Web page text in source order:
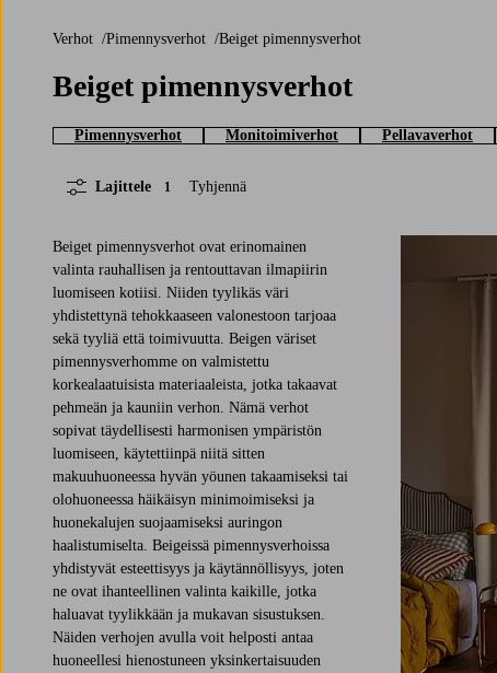
Verhot Pimennysverhot Beiget pimennysverhot
Beiget pimennysverhot
Pimennysverhot Monitoimiverhot Pellavaverhot
Lajittele 1 Tyhjennä
Beiget pimennysverhot ovat erinomainen
valinta rauhallisen ja rentouttavan ilmapiirin
luomiseen kotiisi. Niiden tyylikäs väri
yhdistettynä tehokkaaseen valonestoon tarjoaa
sekä tyyliä että toimivuutta. Beigen väriset
pimennysverhomme on valmistettu
korkealaatuisista materiaaleista, jotka takaavat
pehmeän ja kauniin verhon. Nämä verhot
sopivat täydellisesti harmonisen ympäristön
luomiseen, käytettiinpä niitä sitten
makuuhuoneessa hyvän yöunen takaamiseksi tai
olohuoneessa häikäisyn minimoimiseksi ja
huonekalujen suojaamiseksi auringon
haalistumiselta. Beigeissä pimennysverhoissa
yhdistyvät esteettisyys ja käytännöllisyys, joten
ne ovat ihanteellinen valinta kaikille, jotka
haluavat tyylikkään ja mukavan sisustuksen.
Näiden verhojen avulla voit helposti antaa
huoneellesi hienostuneen yksinkertaisuuden